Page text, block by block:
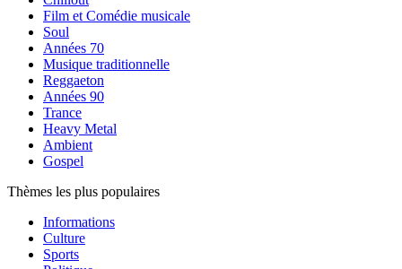
Film et Comédie musicale
Soul
Années 70
Musique traditionnelle
Reggaeton
Années 90
Trance
Heavy Metal
Ambient
Gospel
Thèmes les plus populaires
Informations
Culture
Sports